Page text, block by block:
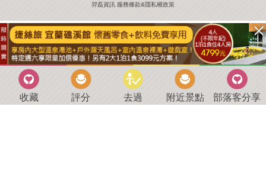
羿磊資訊 服務條款&隱私權政策
收藏 評分 去過 附近景點 部落客分享